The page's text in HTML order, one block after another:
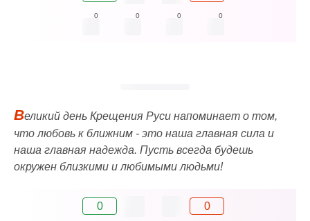
0 0 0 0
Великий день Крещения Руси напоминает о том,
что любовь к ближним - это наша главная сила и
наша главная надежда. Пусть всегда будешь
окружен близкими и любимыми людьми!
0 0